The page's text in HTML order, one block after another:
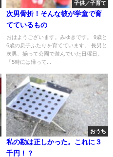
子供／子育て
次男骨折！そんな彼が学童で育
てているもの
おはようございます。みゆきです。 9歳と
6歳の息子ふたりを育てています。 長男と
次男、揃って公園で遊んでいた日曜日。
「5時には帰って...
おうち
私の勘は正しかった。これに３
千円！？